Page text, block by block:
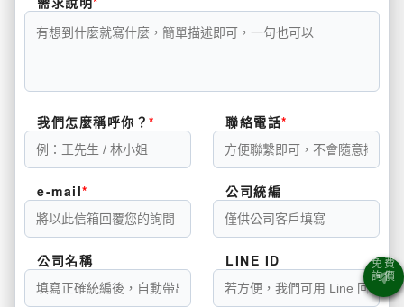
我們怎麼稱呼你？ 聯絡電話
e-mail 公司統編
公司名稱 LINE ID